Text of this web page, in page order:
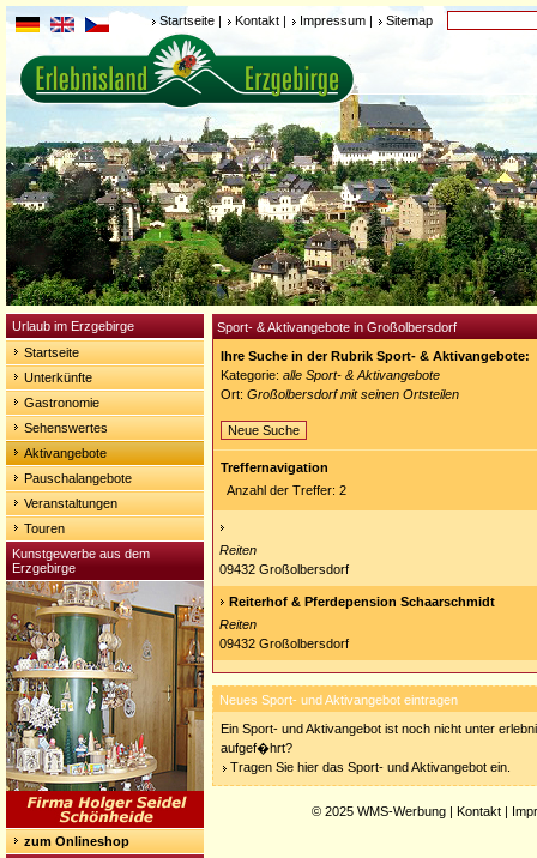
Startseite | Kontakt | Impressum | Sitemap
Urlaub im Erzgebirge
Startseite
Unterkünfte
Gastronomie
Sehenswertes
Aktivangebote
Pauschalangebote
Veranstaltungen
Touren
Kunstgewerbe aus dem
Erzgebirge
zum Onlineshop
Sport- & Aktivangebote in Großolbersdorf
Ihre Suche in der Rubrik Sport- & Aktivangebote:
Kategorie: alle Sport- & Aktivangebote
Ort: Großolbersdorf mit seinen Ortsteilen
Neue Suche
Treffernavigation
Anzahl der Treffer: 2
Reiten
09432 Großolbersdorf
Reiterhof & Pferdepension Schaarschmidt
Reiten
09432 Großolbersdorf
Neues Sport- und Aktivangebot eintragen
Ein Sport- und Aktivangebot ist noch nicht unter
aufgef�hrt?
Tragen Sie hier das Sport- und Aktivangebot ein.
© 2025 WMS-Werbung | Kontakt |